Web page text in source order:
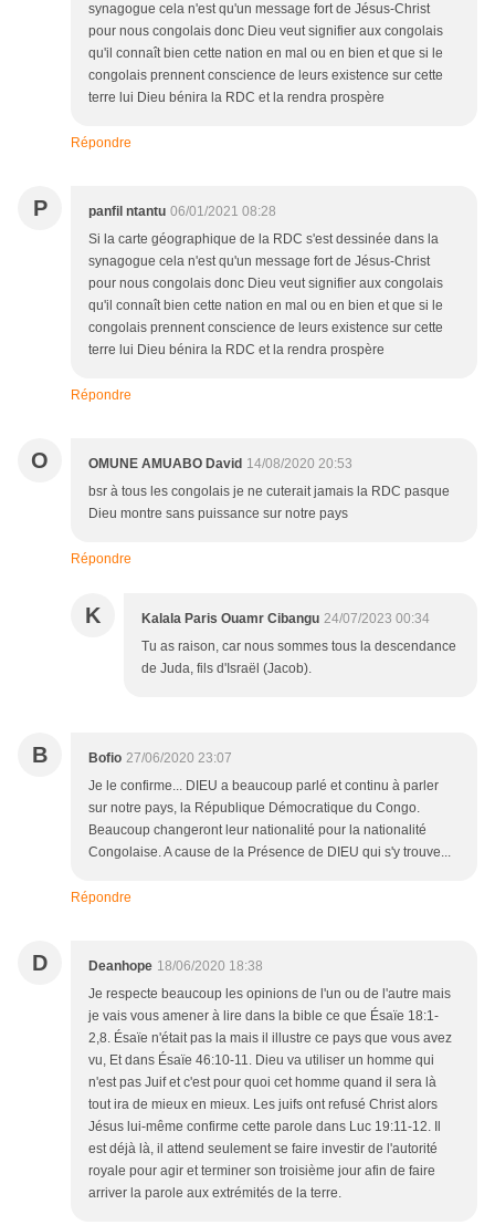
synagogue cela n'est qu'un message fort de Jésus-Christ
pour nous congolais donc Dieu veut signifier aux congolais
qu'il connaît bien cette nation en mal ou en bien et que si le
congolais prennent conscience de leurs existence sur cette
terre lui Dieu bénira la RDC et la rendra prospère
Répondre
P panfil ntantu 06/01/2021 08:28
Si la carte géographique de la RDC s'est dessinée dans la
synagogue cela n'est qu'un message fort de Jésus-Christ
pour nous congolais donc Dieu veut signifier aux congolais
qu'il connaît bien cette nation en mal ou en bien et que si le
congolais prennent conscience de leurs existence sur cette
terre lui Dieu bénira la RDC et la rendra prospère
Répondre
O OMUNE AMUABO David 14/08/2020 20:53
bsr à tous les congolais je ne cuterait jamais la RDC pasque
Dieu montre sans puissance sur notre pays
Répondre
K Kalala Paris Ouamr Cibangu 24/07/2023 00:34
Tu as raison, car nous sommes tous la descendance
de Juda, fils d'Israël (Jacob).
B Bofio 27/06/2020 23:07
Je le confirme... DIEU a beaucoup parlé et continu à parler
sur notre pays, la République Démocratique du Congo.
Beaucoup changeront leur nationalité pour la nationalité
Congolaise. A cause de la Présence de DIEU qui s'y trouve...
Répondre
D Deanhope 18/06/2020 18:38
Je respecte beaucoup les opinions de l'un ou de l'autre mais
je vais vous amener à lire dans la bible ce que Ésaïe 18:1-
2,8. Ésaïe n'était pas la mais il illustre ce pays que vous avez
vu, Et dans Ésaïe 46:10-11. Dieu va utiliser un homme qui
n'est pas Juif et c'est pour quoi cet homme quand il sera là
tout ira de mieux en mieux. Les juifs ont refusé Christ alors
Jésus lui-même confirme cette parole dans Luc 19:11-12. Il
est déjà là, il attend seulement se faire investir de l'autorité
royale pour agir et terminer son troisième jour afin de faire
arriver la parole aux extrémités de la terre.